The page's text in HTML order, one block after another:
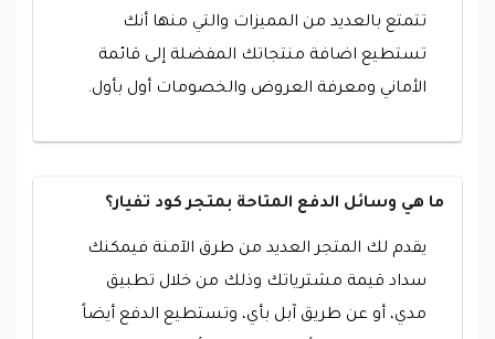
تتمتع بالعديد من المميزات والتي منها أنك
تستطيع اضافة منتجاتك المفضلة إلى قائمة
الأماني ومعرفة العروض والخصومات أول بأول.
ما هي وسائل الدفع المتاحة بمتجر كود تفيار؟
يقدم لك المتجر العديد من طرق الآمنة فيمكنك
سداد قيمة مشترياتك وذلك من خلال تطبيق
مدي، أو عن طريق آبل بأي، وتستطيع الدفع أيضاً